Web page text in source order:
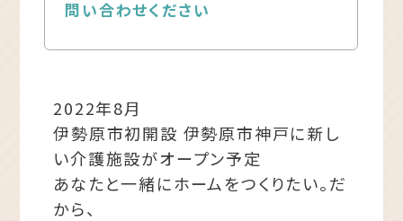
問い合わせください
2022年8月
伊勢原市初開設 伊勢原市神戸に新し
い介護施設がオープン予定
あなたと一緒にホームをつくりたい。だ
から、